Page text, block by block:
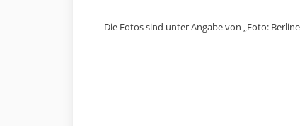
Die Fotos sind unter Angabe von „Foto: